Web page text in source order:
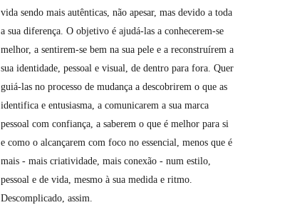
vida sendo mais autênticas, não apesar, mas devido a toda
a sua diferença. O objetivo é ajudá-las a conhecerem-se
melhor, a sentirem-se bem na sua pele e a reconstruírem a
sua identidade, pessoal e visual, de dentro para fora. Quer
guiá-las no processo de mudança a descobrirem o que as
identifica e entusiasma, a comunicarem a sua marca
pessoal com confiança, a saberem o que é melhor para si
e como o alcançarem com foco no essencial, menos que é
mais - mais criatividade, mais conexão - num estilo,
pessoal e de vida, mesmo à sua medida e ritmo.
Descomplicado, assim.